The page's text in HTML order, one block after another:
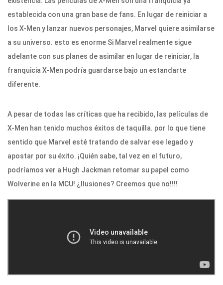
establecida con una gran base de fans. En lugar de reiniciar a
los X-Men y lanzar nuevos personajes, Marvel quiere asimilarse
a su universo. esto es enorme Si Marvel realmente sigue
adelante con sus planes de asimilar en lugar de reiniciar, la
franquicia X-Men podría guardarse bajo un estandarte
diferente.
A pesar de todas las críticas que ha recibido, las películas de
X-Men han tenido muchos éxitos de taquilla. por lo que tiene
sentido que Marvel esté tratando de salvar ese legado y
apostar por su éxito. ¡Quién sabe, tal vez en el futuro,
podríamos ver a Hugh Jackman retomar su papel como
Wolverine en la MCU! ¿Ilusiones? Creemos que no!!!!